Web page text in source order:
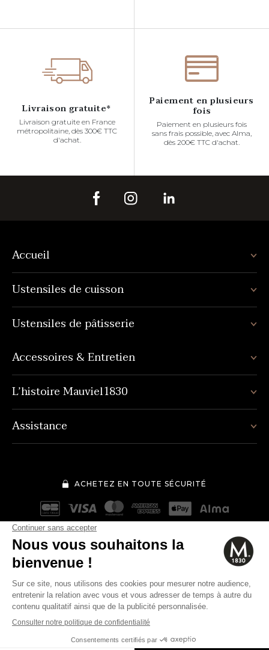
232€ Quantité
AJOUTER AU PANIER
Livraison gratuite*
Livraison gratuite en France
métropolitaine, dès 300€ TTC
d'achat.
Paiement en plusieurs
fois
Paiement en plusieurs fois
sans frais possible, avec Alma,
dès 200€ TTC d'achat.
Accueil
Ustensiles de cuisson
Ustensiles de pâtisserie
Accessoires & Entretien
L’histoire Mauviel1830
Assistance
ACHETEZ EN TOUTE SÉCURITÉ
Mentions légales Conditions générales de vente
Politique de protection des données personnelles
Modifier vos préférences en matière de cookies